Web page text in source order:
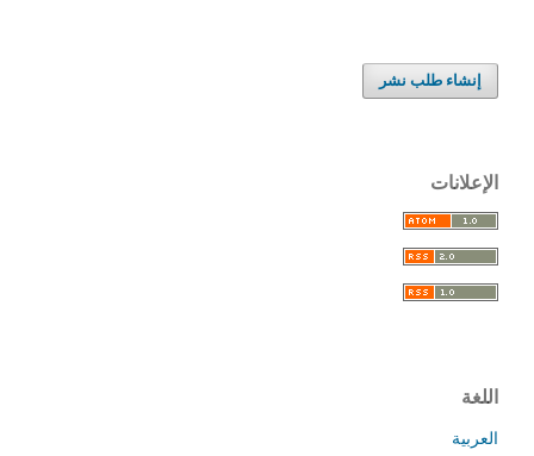
إنشاء طلب نشر
الإعلانات
اللغة
العربية